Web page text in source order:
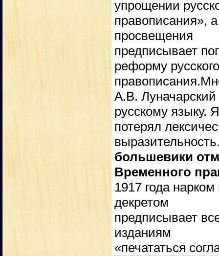
упрощении
правописания»,
просвещения
предписывает
реформу русского
А.В.
русскому языку.
потерял
большевики
Временного
1917 года
декретом
предписывает
изданиям
«печататься